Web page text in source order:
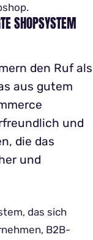
SHOPSYSTEM
den Ruf als
aus gutem
und
die das
und
das sich
B2B-